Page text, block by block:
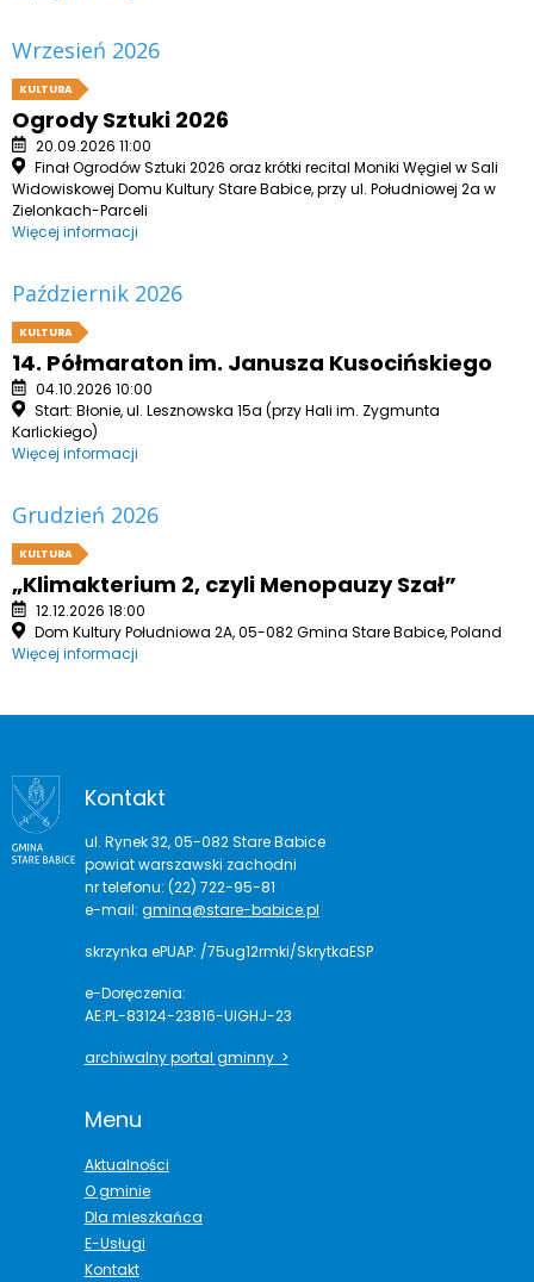
Wrzesień 2026
KULTURA
Ogrody Sztuki 2026
20.09.2026 11:00
Finał Ogrodów Sztuki 2026 oraz krótki recital Moniki Węgiel w Sali
Widowiskowej Domu Kultury Stare Babice, przy ul. Południowej 2a w
Zielonkach-Parceli
Więcej informacji
Październik 2026
KULTURA
14. Półmaraton im. Janusza Kusocińskiego
04.10.2026 10:00
Start: Błonie, ul. Lesznowska 15a (przy Hali im. Zygmunta
Karlickiego)
Więcej informacji
Grudzień 2026
KULTURA
„Klimakterium 2, czyli Menopauzy Szał”
12.12.2026 18:00
Dom Kultury Południowa 2A, 05-082 Gmina Stare Babice, Poland
Więcej informacji
Kontakt
ul. Rynek 32, 05-082 Stare Babice
powiat warszawski zachodni
nr telefonu: (22) 722-95-81
e-mail: gmina@stare-babice.pl
skrzynka ePUAP: /75ug12rmki/SkrytkaESP
e-Doręczenia:
AE:PL-83124-23816-UIGHJ-23
archiwalny portal gminny >
Menu
Aktualności
O gminie
Dla mieszkańca
E-Usługi
Kontakt